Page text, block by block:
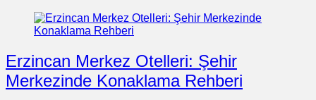
Erzincan Merkez Otelleri: Şehir
Merkezinde Konaklama Rehberi